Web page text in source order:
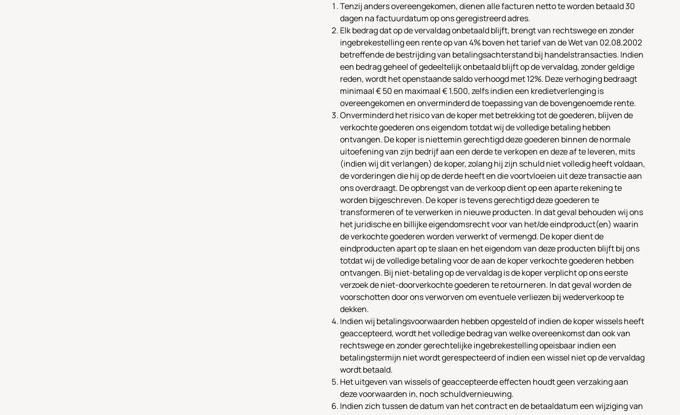
Tenzij anders overeengekomen, dienen alle facturen netto te worden betaald 30
dagen na factuurdatum op ons geregistreerd adres.
Elk bedrag dat op de vervaldag onbetaald blijft, brengt van rechtswege en zonder
ingebrekestelling een rente op van 4% boven het tarief van de Wet van 02.08.2002
betreffende de bestrijding van betalingsachterstand bij handelstransacties. Indien
een bedrag geheel of gedeeltelijk onbetaald blijft op de vervaldag, zonder geldige
reden, wordt het openstaande saldo verhoogd met 12%. Deze verhoging bedraagt
minimaal € 50 en maximaal € 1.500, zelfs indien een kredietverlenging is
overeengekomen en onverminderd de toepassing van de bovengenoemde rente.
Onverminderd het risico van de koper met betrekking tot de goederen, blijven de
verkochte goederen ons eigendom totdat wij de volledige betaling hebben
ontvangen. De koper is niettemin gerechtigd deze goederen binnen de normale
uitoefening van zijn bedrijf aan een derde te verkopen en deze af te leveren, mits
(indien wij dit verlangen) de koper, zolang hij zijn schuld niet volledig heeft voldaan,
de vorderingen die hij op de derde heeft en die voortvloeien uit deze transactie aan
ons overdraagt. De opbrengst van de verkoop dient op een aparte rekening te
worden bijgeschreven. De koper is tevens gerechtigd deze goederen te
transformeren of te verwerken in nieuwe producten. In dat geval behouden wij ons
het juridische en billijke eigendomsrecht voor van het/de eindproduct(en) waarin
de verkochte goederen worden verwerkt of vermengd. De koper dient de
eindproducten apart op te slaan en het eigendom van deze producten blijft bij ons
totdat wij de volledige betaling voor de aan de koper verkochte goederen hebben
ontvangen. Bij niet-betaling op de vervaldag is de koper verplicht op ons eerste
verzoek de niet-doorverkochte goederen te retourneren. In dat geval worden de
voorschotten door ons verworven om eventuele verliezen bij wederverkoop te
dekken.
Indien wij betalingsvoorwaarden hebben opgesteld of indien de koper wissels heeft
geaccepteerd, wordt het volledige bedrag van welke overeenkomst dan ook van
rechtswege en zonder gerechtelijke ingebrekestelling opeisbaar indien een
betalingstermijn niet wordt gerespecteerd of indien een wissel niet op de vervaldag
wordt betaald.
Het uitgeven van wissels of geaccepteerde effecten houdt geen verzaking aan
deze voorwaarden in, noch schuldvernieuwing.
Indien zich tussen de datum van het contract en de betaaldatum een wijziging van